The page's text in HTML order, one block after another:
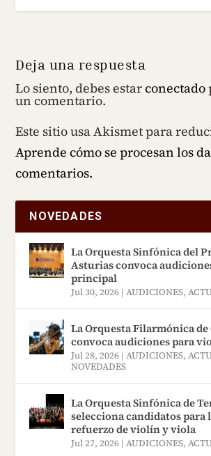
Deja una respuesta
Lo siento, debes estarconectado
un comentario.
Este sitio usa Akismet para
Aprende cómo se procesan los
comentarios.
NOVEDADES
La Orquesta Sinfónica del
Asturias convoca
principal
Jul 30, 2026 |AUDICIONES,
La Orquesta Filarmónica
convoca audiciones para
Jul 28, 2026 |AUDICIONES,
NOVEDADES
La Orquesta Sinfónica de
selecciona candidatos para
refuerzo de violín y viola
Jul 27, 2026 |AUDICIONES,